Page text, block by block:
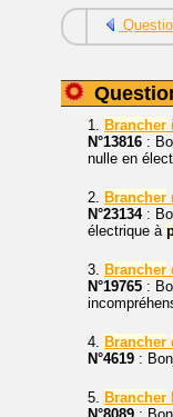
1. Brancher
N°13816 :
nulle en
2. Brancher
N°23134:
électrique à
3. Brancher
N°19765 :
4. Brancher
N°4619 :
5. Brancher